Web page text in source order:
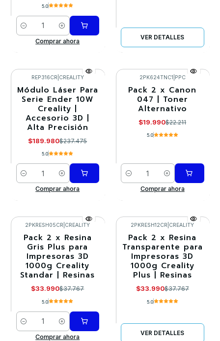
5.0
Cantidad
Comprar ahora
VER DETALLES
-20%
REP316CR CREALITY
Módulo Láser Para
Serie Ender 10W
Creality |
Accesorio 3D |
Alta Precisión
$189.980$237.475
5.0
Cantidad
Comprar ahora
-10%
2PK624TNC1 PPC
Pack 2 x Canon
047 | Toner
Alternativo
$19.990$22.211
5.0
Cantidad
Comprar ahora
-10%
2PKRESH05CR CREALITY
Pack 2 x Resina
Gris Plus para
Impresoras 3D
1000g Creality
Standar | Resinas
$33.990$37.767
5.0
Cantidad
Comprar ahora
-10%
Agotado
2PKRESH12CR CREALITY
Pack 2 x Resina
Transparente para
Impresoras 3D
1000g Creality
Plus | Resinas
$33.990$37.767
5.0
VER DETALLES